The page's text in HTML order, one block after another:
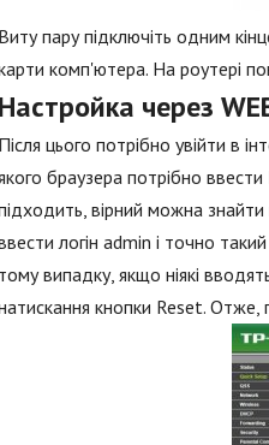
Виту пару підключіть одним
комп'ютера. На роутері
Настройка через
Після цього потрібно увійти в
браузера потрібно
вірний можна знайти
логін admin і точно
тому випадку, якщо ніякі
кнопки Reset. Отже,